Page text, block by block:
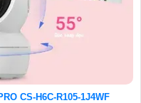
CS-H6C-R105-1J4WF